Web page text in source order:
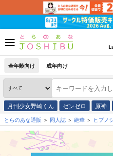
全年齢向け 成年向け
月刊少女野崎くん ゼンゼロ 原神
とらのあな通販 同人誌 絶華 ヒプノ